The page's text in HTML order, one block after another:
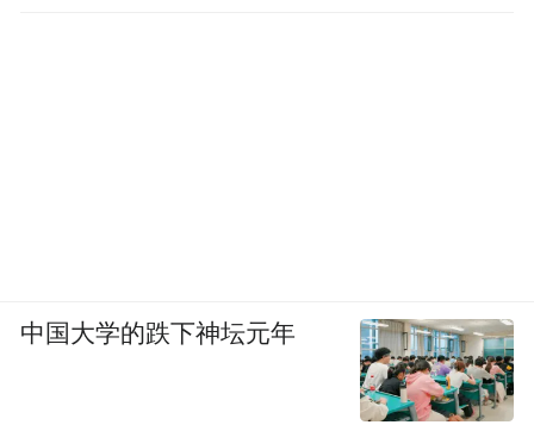
中国大学的跌下神坛元年